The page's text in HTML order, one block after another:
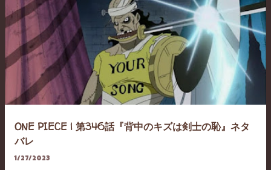
ONE PIECE | 第346話『背中のキズは剣士の恥』ネタ
バレ
1/27/2023